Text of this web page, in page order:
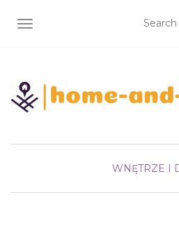
TOGGLE NAVIGATION
WNĘTRZE I